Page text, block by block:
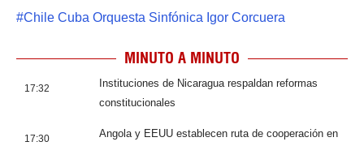
#Chile Cuba Orquesta Sinfónica Igor Corcuera
MINUTO A MINUTO
17:32
Instituciones de Nicaragua respaldan reformas
constitucionales
17:30
Angola y EEUU establecen ruta de cooperación en